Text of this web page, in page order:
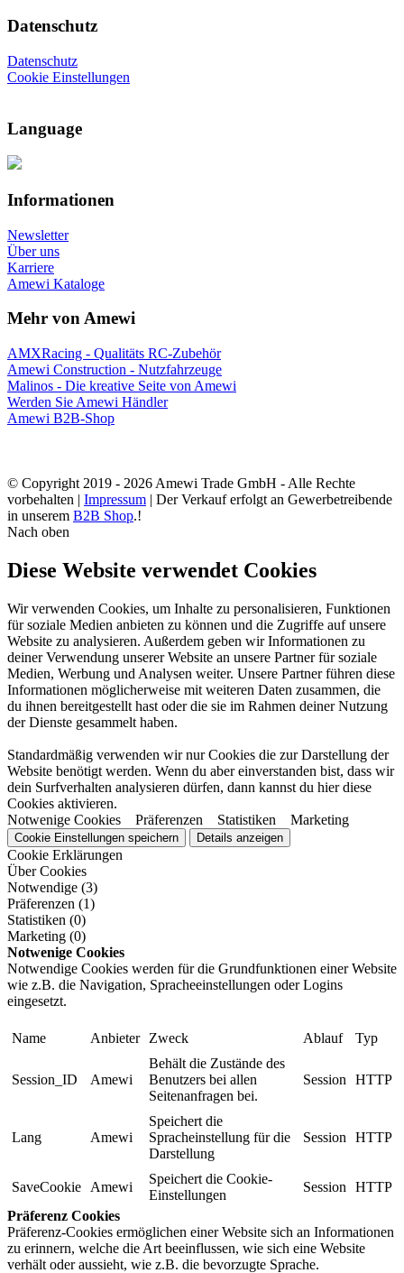
Datenschutz
Datenschutz
Cookie Einstellungen
Language
Informationen
Newsletter
Über uns
Karriere
Amewi Kataloge
Mehr von Amewi
AMXRacing - Qualitäts RC-Zubehör
Amewi Construction - Nutzfahrzeuge
Malinos - Die kreative Seite von Amewi
Werden Sie Amewi Händler
Amewi B2B-Shop
© Copyright 2019 - 2026 Amewi Trade GmbH - Alle Rechte
vorbehalten | Impressum | Der Verkauf erfolgt an Gewerbetreibende
in unserem B2B Shop.!
Nach oben
Diese Website verwendet Cookies
Wir verwenden Cookies, um Inhalte zu personalisieren, Funktionen
für soziale Medien anbieten zu können und die Zugriffe auf unsere
Website zu analysieren. Außerdem geben wir Informationen zu
deiner Verwendung unserer Website an unsere Partner für soziale
Medien, Werbung und Analysen weiter. Unsere Partner führen diese
Informationen möglicherweise mit weiteren Daten zusammen, die
du ihnen bereitgestellt hast oder die sie im Rahmen deiner Nutzung
der Dienste gesammelt haben.
Standardmäßig verwenden wir nur Cookies die zur Darstellung der
Website benötigt werden. Wenn du aber einverstanden bist, dass wir
dein Surfverhalten analysieren dürfen, dann kannst du hier diese
Cookies aktivieren.
Notwenige Cookies Präferenzen Statistiken Marketing
Cookie Einstellungen speichern Details anzeigen
Cookie Erklärungen
Über Cookies
Notwendige (3)
Präferenzen (1)
Statistiken (0)
Marketing (0)
Notwenige Cookies
Notwendige Cookies werden für die Grundfunktionen einer Website
wie z.B. die Navigation, Spracheeinstellungen oder Logins
eingesetzt.
Name Anbieter Zweck Ablauf Typ
Session_ID Amewi
Behält die Zustände des
Benutzers bei allen
Seitenanfragen bei.
Session HTTP
Lang Amewi
Speichert die
Spracheinstellung für die
Darstellung
Session HTTP
SaveCookie Amewi
Speichert die Cookie-
Einstellungen
Session
HTTP
Präferenz Cookies
Präferenz-Cookies ermöglichen einer Website sich an Informationen
zu erinnern, welche die Art beeinflussen, wie sich eine Website
verhält oder aussieht, wie z.B. die bevorzugte Sprache.